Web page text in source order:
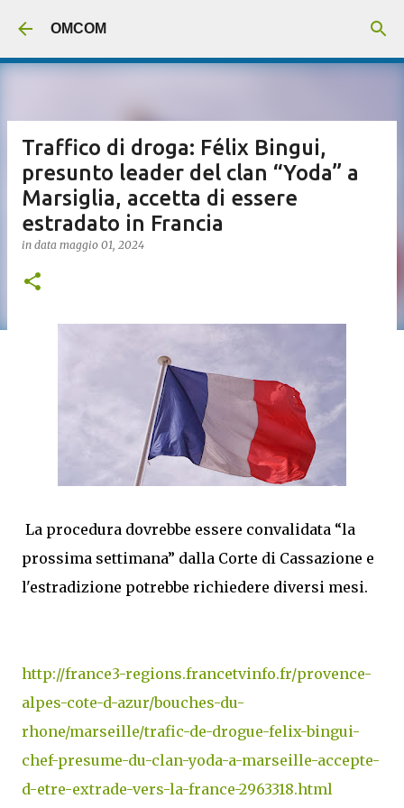
OMCOM
Traffico di droga: Félix Bingui,
presunto leader del clan “Yoda” a
Marsiglia, accetta di essere
estradato in Francia
in data maggio 01, 2024
La procedura dovrebbe essere convalidata “la
prossima settimana” dalla Corte di Cassazione e
l'estradizione potrebbe richiedere diversi mesi.
http://france3-regions.francetvinfo.fr/provence-
alpes-cote-d-azur/bouches-du-
rhone/marseille/trafic-de-drogue-felix-bingui-
chef-presume-du-clan-yoda-a-marseille-accepte-
d-etre-extrade-vers-la-france-2963318.html